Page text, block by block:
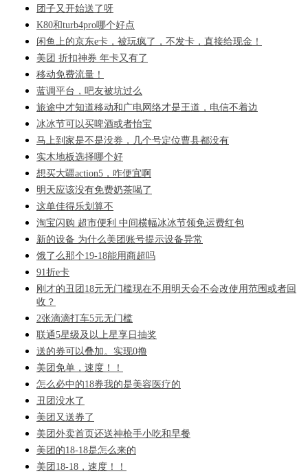
团子又开始送了呀
K80和turb4pro哪个好点
闲鱼上的京东e卡，被玩疯了，不发卡，直接给现金！
美团 折扣神券 年卡又有了
移动免费流量！
蓝调平台，吧友被坑过么
旅途中才知道移动和广电网络才是王道，电信不着边
冰冰节可以买啤酒或者怡宝
马上到家是不是没券，几个号定位曹县都没有
实木地板选择哪个好
想买大疆action5，咋便宜啊
明天应该没有免费奶茶喝了
这单佳得乐划算不
淘宝闪购 超市便利 中间横幅冰冰节领免运费红包
新的设备 为什么美团账号提示设备异常
饿了么那个19-18能用商超吗
91折e卡
刚才的丑团18元无门槛现在不用明天会不会改使用范围或者回
收？
2张滴滴打车5元无门槛
联通5星级及以上星享日抽奖
送的券可以叠加。实现0撸
美团免单，速度！！
怎么必中的18券我的是美容医疗的
丑团没水了
美团又送券了
美团外卖首页还送神枪手小吃和早餐
美团的18-18是怎么来的
美团18-18，速度！！